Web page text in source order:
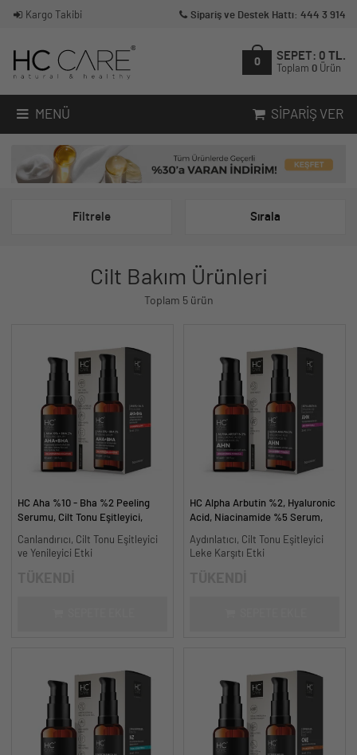
Kargo Takibi Sipariş ve Destek Hattı: 444 3 914
0
SEPET: 0 TL.
Toplam 0 Ürün
MENÜ SIPARIŞ VER
Filtrele Sırala
Cilt Bakım Ürünleri
Toplam 5 ürün
HC Aha %10 - Bha %2 Peeling
Serumu, Cilt Tonu Eşitleyici,
Canlandırıcı, Cilt Tonu Eşitleyici
ve Yenileyici Etki
HC Alpha Arbutin %2, Hyaluronic
Acid, Niacinamide %5 Serum,
ml.
Aydınlatıcı, Cilt Tonu Eşitleyici
Leke Karşıtı Etki